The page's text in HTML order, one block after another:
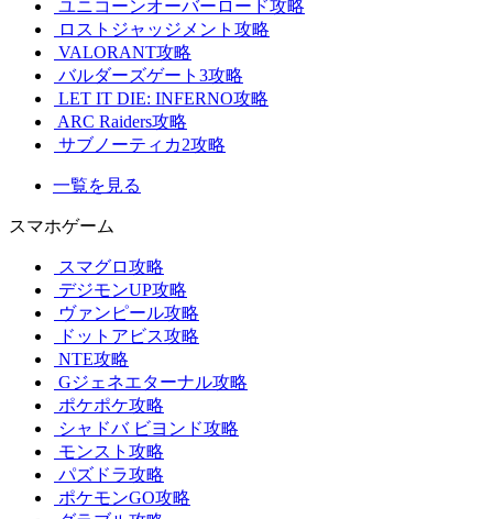
ユニコーンオーバーロード攻略
ロストジャッジメント攻略
VALORANT攻略
バルダーズゲート3攻略
LET IT DIE: INFERNO攻略
ARC Raiders攻略
サブノーティカ2攻略
一覧を見る
スマホゲーム
スマグロ攻略
デジモンUP攻略
ヴァンピール攻略
ドットアビス攻略
NTE攻略
Gジェネエターナル攻略
ポケポケ攻略
シャドバ ビヨンド攻略
モンスト攻略
パズドラ攻略
ポケモンGO攻略